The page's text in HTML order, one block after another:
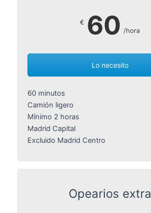
€ 60 /hora
Lo necesito
60 minutos
Camión ligero
Mínimo 2 horas
Madrid Capital
Excluido Madrid Centro
Opearios extra